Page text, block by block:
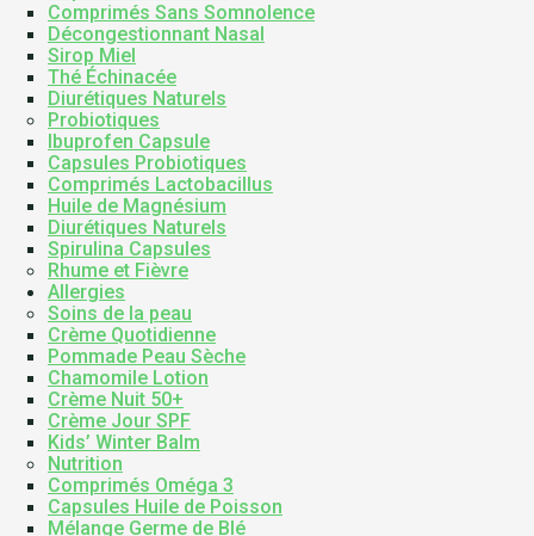
Comprimés Sans Somnolence
Décongestionnant Nasal
Sirop Miel
Thé Échinacée
Diurétiques Naturels
Probiotiques
Ibuprofen Capsule
Capsules Probiotiques
Comprimés Lactobacillus
Huile de Magnésium
Diurétiques Naturels
Spirulina Capsules
Rhume et Fièvre
Allergies
Soins de la peau
Crème Quotidienne
Pommade Peau Sèche
Chamomile Lotion
Crème Nuit 50+
Crème Jour SPF
Kids’ Winter Balm
Nutrition
Comprimés Oméga 3
Capsules Huile de Poisson
Mélange Germe de Blé